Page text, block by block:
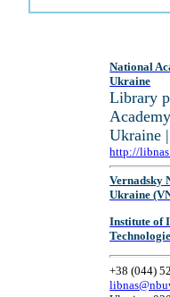
National
Ukraine
Library
Ukraine
http://
Vernadsky
Ukraine
Institute of
+38 (044)